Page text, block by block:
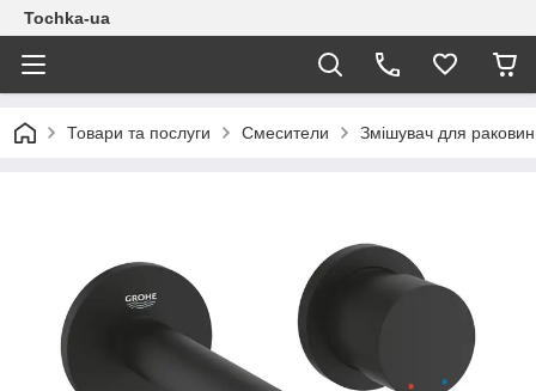
Tochka-ua
Товари та послуги Смесители Змішувач для